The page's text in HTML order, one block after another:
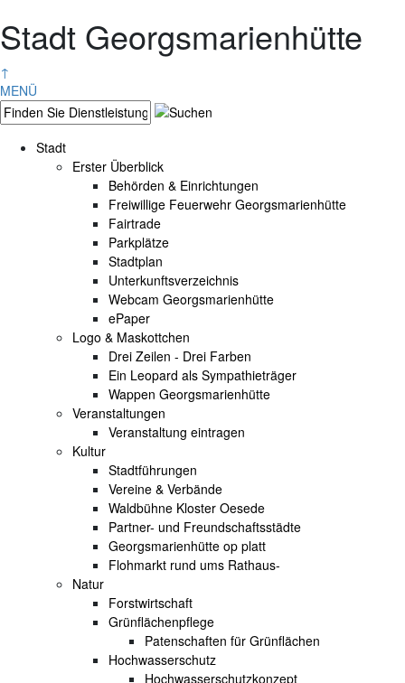
Stadt Georgsmarienhütte
↑
MENÜ
Stadt
Erster Überblick
Behörden & Einrichtungen
Freiwillige Feuerwehr Georgsmarienhütte
Fairtrade
Parkplätze
Stadtplan
Unterkunftsverzeichnis
Webcam Georgsmarienhütte
ePaper
Logo & Maskottchen
Drei Zeilen - Drei Farben
Ein Leopard als Sympathieträger
Wappen Georgsmarienhütte
Veranstaltungen
Veranstaltung eintragen
Kultur
Stadtführungen
Vereine & Verbände
Waldbühne Kloster Oesede
Partner- und Freundschaftsstädte
Georgsmarienhütte op platt
Flohmarkt rund ums Rathaus-
Natur
Forstwirtschaft
Grünflächenpflege
Patenschaften für Grünflächen
Hochwasserschutz
Hochwasserschutzkonzept